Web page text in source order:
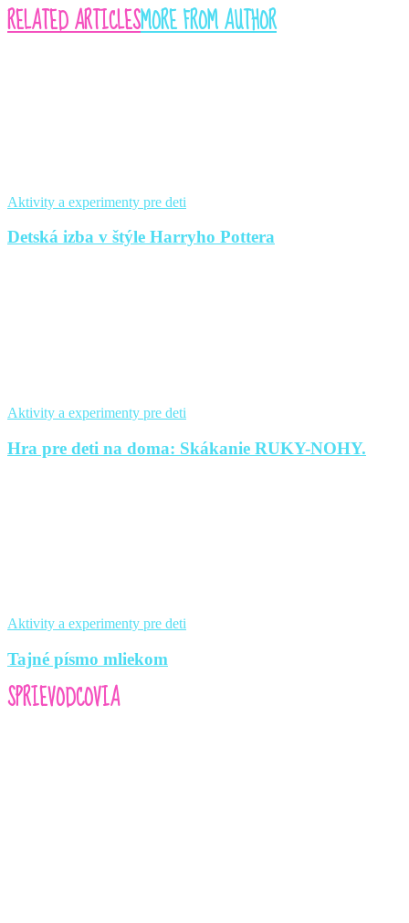
RELATED ARTICLESMORE FROM AUTHOR
Aktivity a experimenty pre deti
Detská izba v štýle Harryho Pottera
Aktivity a experimenty pre deti
Hra pre deti na doma: Skákanie RUKY-NOHY.
Aktivity a experimenty pre deti
Tajné písmo mliekom
SPRIEVODCOVIA